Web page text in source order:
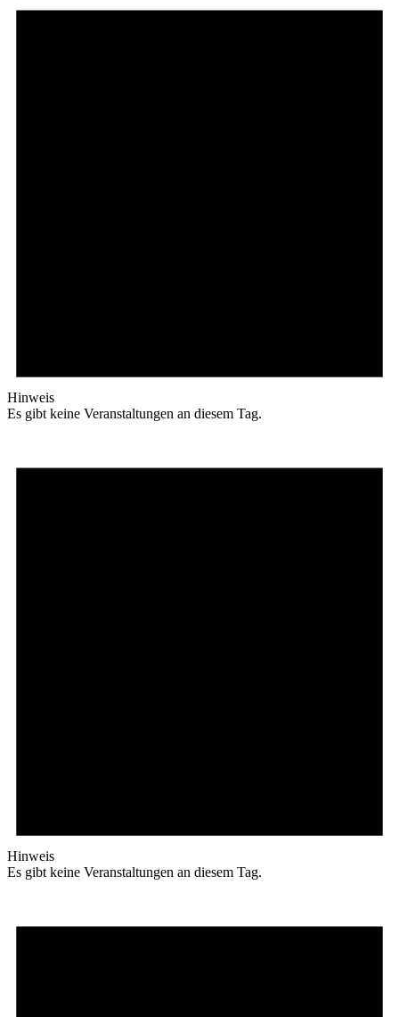
Hinweis
Es gibt keine Veranstaltungen an diesem Tag.
Hinweis
Es gibt keine Veranstaltungen an diesem Tag.